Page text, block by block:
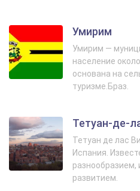
Умирим
Умирим —
население
основана на
туризме.Браз.
Тетуан-де-
Тетуан де лас
Испания.
разнообразием,
развитием.